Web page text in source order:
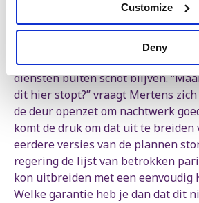
Customize
Deny
Algemeen secretaris PVDA
De regering stelt tot slot dat zorg
diensten buiten schot blijven.
dit hier stopt?” vraagt Mertens zich
de deur openzet om nachtwerk
komt de druk om dat uit te breiden
eerdere versies van de plannen
regering de lijst van betrokken
kon uitbreiden met een eenvoudig
Welke garantie heb je dan dat dit